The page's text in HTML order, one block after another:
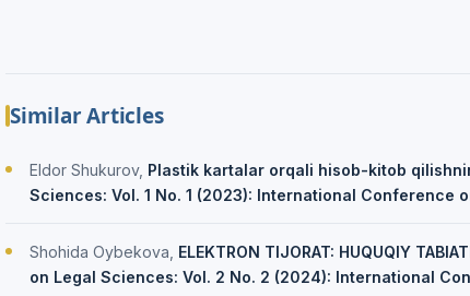
Similar Articles
Eldor Shukurov, Plastik kartalar orqali hisob-kitob
Sciences: Vol. 1 No. 1 (2023): International Conference
Shohida Oybekova, ELEKTRON TIJORAT: HUQUQIY
on Legal Sciences: Vol. 2 No. 2 (2024): International